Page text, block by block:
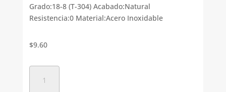
Grado:18-8 (T-304) Acabado:Natural
Resistencia:0 Material:Acero Inoxidable
$9.60
Plana